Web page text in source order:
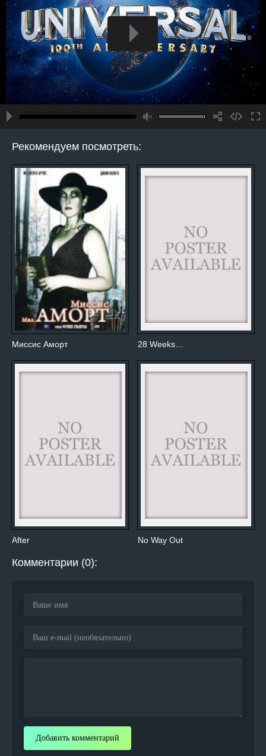
Рекомендуем посмотреть:
Миссис Аморт 28 Weeks…
After No Way Out
Комментарии (0):
Добавить комментарий